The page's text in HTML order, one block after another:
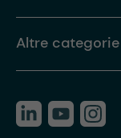
Altre categorie